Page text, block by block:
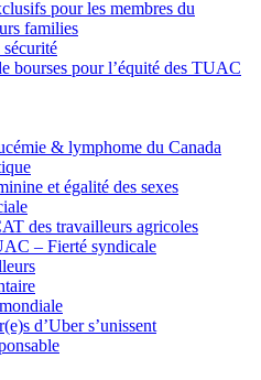
pour les membres du
families
sécurité
bourses pour l’équité des TUAC
& lymphome du Canada
et égalité des sexes
des travailleurs agricoles
– Fierté syndicale
d’Uber s’unissent